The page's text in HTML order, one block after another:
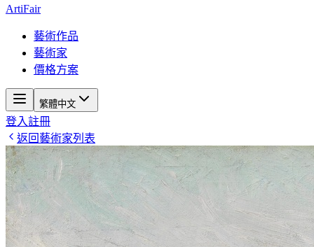
ArtiFair
藝術作品
藝術家
價格方案
繁體中文
登入註冊
返回藝術家列表